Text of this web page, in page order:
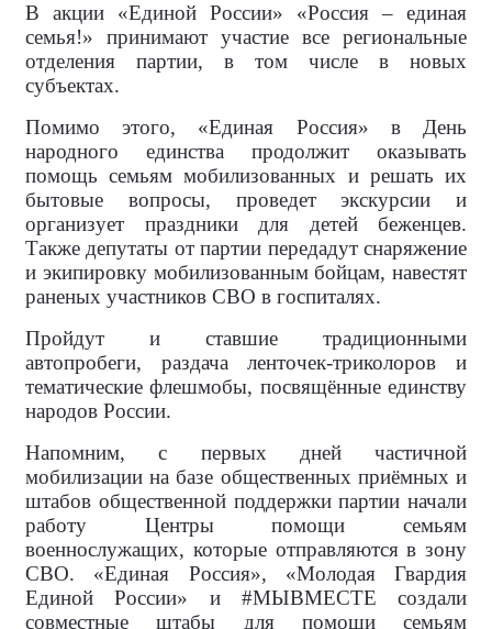
В акции «Единой России» «Россия – единая
семья!» принимают участие все региональные
отделения партии, в том числе в новых
субъектах.
Помимо этого, «Единая Россия» в День
народного единства продолжит оказывать
помощь семьям мобилизованных и решать их
бытовые вопросы, проведет экскурсии и
организует праздники для детей беженцев.
Также депутаты от партии передадут снаряжение
и экипировку мобилизованным бойцам, навестят
раненых участников СВО в госпиталях.
Пройдут и ставшие традиционными
автопробеги, раздача ленточек-триколоров и
тематические флешмобы, посвящённые единству
народов России.
Напомним, с первых дней частичной
мобилизации на базе общественных приёмных и
штабов общественной поддержки партии начали
работу Центры помощи семьям
военнослужащих, которые отправляются в зону
СВО. «Единая Россия», «Молодая Гвардия
Единой России» и #МЫВМЕСТЕ создали
совместные штабы для помощи семьям